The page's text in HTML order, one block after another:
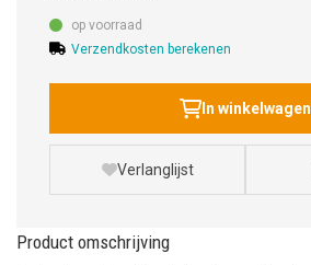
op voorraad
Verzendkosten berekenen
In winkelwagen
Verlanglijst
Product omschrijving